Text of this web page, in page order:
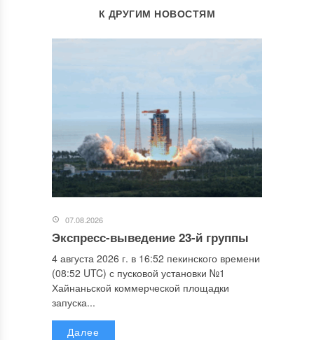
К ДРУГИМ НОВОСТЯМ
07.08.2026
Экспресс-выведение 23-й группы
4 августа 2026 г. в 16:52 пекинского времени
(08:52 UTC) с пусковой установки №1
Хайнаньской коммерческой площадки
запуска...
Далее